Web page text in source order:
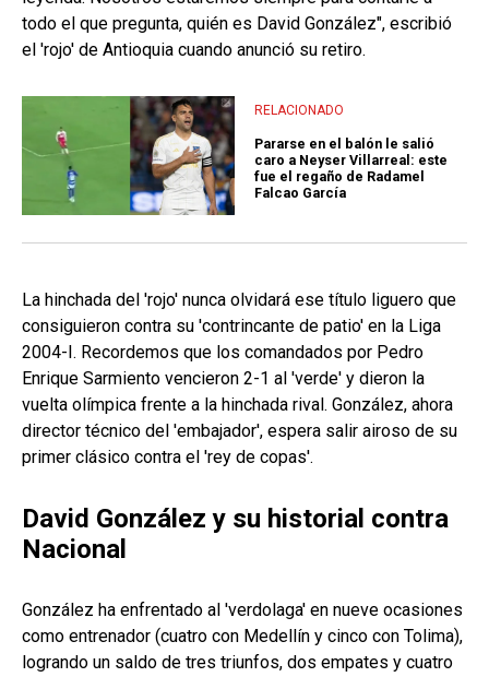
todo el que pregunta, quién es David González", escribió
el 'rojo' de Antioquia cuando anunció su retiro.
RELACIONADO
Pararse en el balón le salió
caro a Neyser Villarreal: este
fue el regaño de Radamel
Falcao García
La hinchada del 'rojo' nunca olvidará ese título liguero que
consiguieron contra su 'contrincante de patio' en la Liga
2004-I. Recordemos que los comandados por Pedro
Enrique Sarmiento vencieron 2-1 al 'verde' y dieron la
vuelta olímpica frente a la hinchada rival. González, ahora
director técnico del 'embajador', espera salir airoso de su
primer clásico contra el 'rey de copas'.
David González y su historial contra
Nacional
González ha enfrentado al 'verdolaga' en nueve ocasiones
como entrenador (cuatro con Medellín y cinco con Tolima),
logrando un saldo de tres triunfos, dos empates y cuatro